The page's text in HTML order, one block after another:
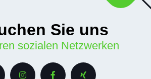
Sie uns
sozialen Netzwerken